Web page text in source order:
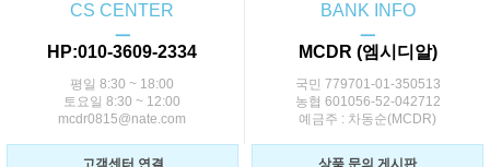
CS CENTER
ㅡ
HP:010-3609-2334
평일 8:30 ~ 18:00
토요일 8:30 ~ 12:00
mcdr0815@nate.com
BANK INFO
ㅡ
MCDR (엠시디알)
국민 779701-01-350513
농협 601056-52-042712
예금주 : 차동순(MCDR)
고객센터 연결 상품 문의 게시판